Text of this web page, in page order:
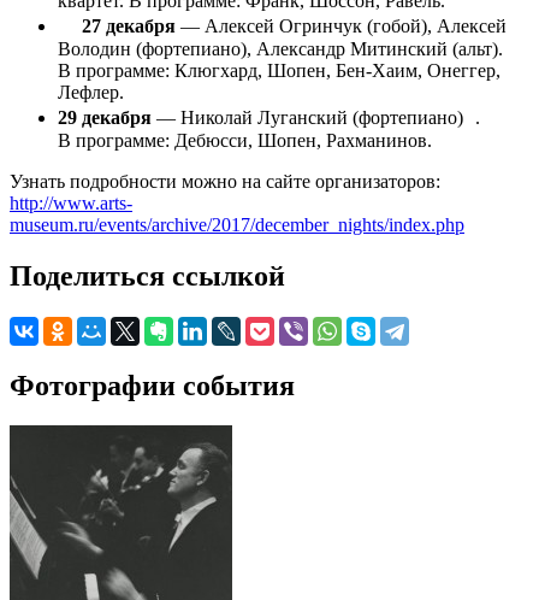
27 декабря — Алексей Огринчук (гобой), Алексей
Володин (фортепиано), Александр Митинский (альт).
В программе: Клюгхард, Шопен, Бен-Хаим, Онеггер,
Лефлер.
29 декабря — Николай Луганский (фортепиано) .
В программе: Дебюсси, Шопен, Рахманинов.
Узнать подробности можно на сайте организаторов:
http://www.arts-
museum.ru/events/archive/2017/december_nights/index.php
Поделиться ссылкой
Фотографии события